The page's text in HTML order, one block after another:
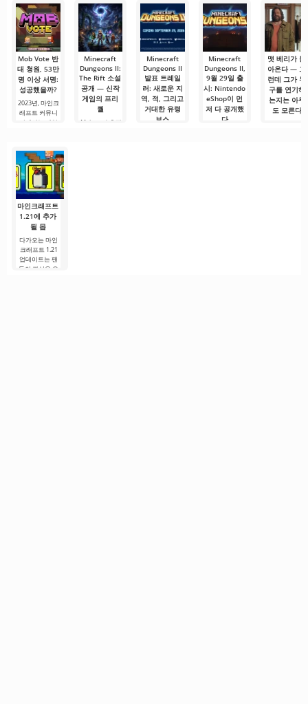
장합니다. 많은
사용자에게 무
료 버전은 모든
편집 요구를
있는 서비스 중
하나입니다. 이
곳에는 최신 미
디어 제품뿐만
아니라
에 달려 있습니
다. 복잡한
루를 시작하거
나 힘든 하루를.
시작할 수
Mob Vote 반
대 청원, 53만
명 이상 서명:
성공했을까?
2023년, 마인크
래프트 커뮤니
티에서는 게임
벌어졌다.
Minecraft
Dungeons II:
The Rift 소설
공개 — 신작
게임의 프리
퀄
Mojang과 출판
Minecraft
Dungeons II
발표 트레일
러: 새로운 지
역, 적, 그리고
거대한 유령
보스
Minecraft
Dungeons II,
9월 29일 출
시: Nintendo
eShop이 먼
저 다 공개했
다
맷 베리가 돌
아온다 — 그
런데 그가 누
구를 연기하
는지는 아무
도 모른다
마인크래프트
1.21에 추가
될 몹
다가오는 마인
크래프트 1.21
업데이트는 팬
들의 관심을 유